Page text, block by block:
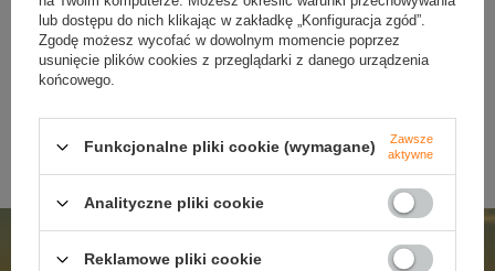
16,90 zł
Kup za: 656.7 pktpunktów
16,90 zł
Kup za: 656.7
lub dostępu do nich klikając w zakładkę „Konfiguracja zgód”.
Zgodę możesz wycofać w dowolnym momencie poprzez
usunięcie plików cookies z przeglądarki z danego urządzenia
końcowego.
Funkcjonalne pliki cookie (wymagane)
Zawsze
aktywne
Analityczne pliki cookie
Reklamowe pliki cookie